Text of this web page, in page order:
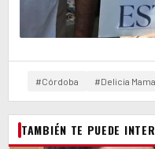
#Córdoba #Delicia
TAMBIÉN TE PUEDE